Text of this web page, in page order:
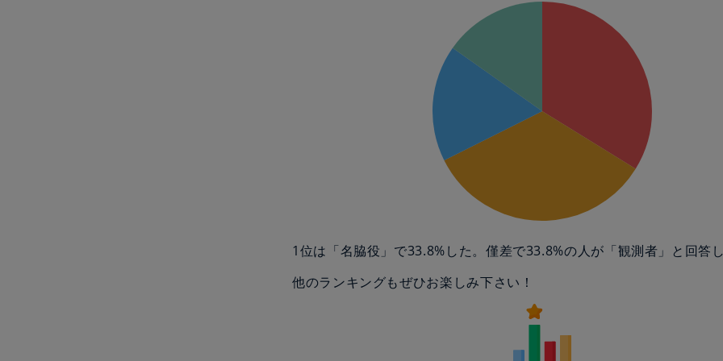
1位は「名脇役」で33.8%した。僅差で33.8%の人が「観測者」と回答し
他のランキングもぜひお楽しみ下さい！